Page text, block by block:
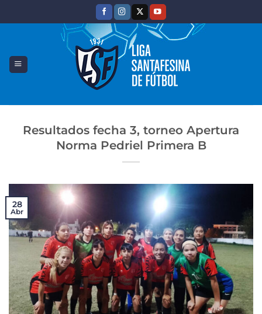
Resultados fecha 3, torneo Apertura
Norma Pedriel Primera B
28
Abr